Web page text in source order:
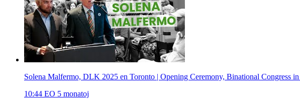
Solena Malfermo, DLK 2025 en Toronto | Opening Ceremony, Binational Congress
10:44 EO 5 monatoj